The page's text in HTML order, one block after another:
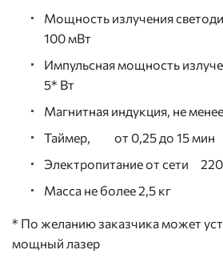
Мощность излучения
100 мВт
Импульсная мощность
5* Вт
Магнитная индукция, не
Таймер, от 0,25 до 15 мин
Электропитание от сети
Масса не более 2,5 кг
* По желанию заказчика может
мощный лазер